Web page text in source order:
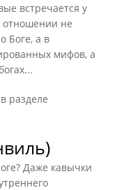
встречается у
отношении не
Боге, а в
мифов, а
разделе
Даже кавычки